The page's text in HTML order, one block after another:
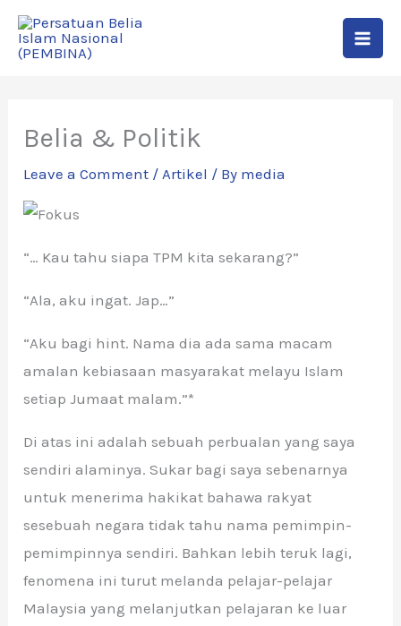
Skip
Belia & Politik
Leave a Comment /Artikel / By media
“… Kau tahu siapa TPM kita sekarang?”
“Ala, aku ingat. Jap…”
“Aku bagi hint. Nama dia ada sama macam
amalan kebiasaan masyarakat melayu Islam
setiap Jumaat malam.”*
Di atas ini adalah sebuah perbualan yang saya
sendiri alaminya. Sukar bagi saya sebenarnya
untuk menerima hakikat bahawa rakyat
sesebuah negara tidak tahu nama pemimpin-
pemimpinnya sendiri. Bahkan lebih teruk lagi,
fenomena ini turut melanda pelajar-pelajar
Malaysia yang melanjutkan pelajaran ke luar